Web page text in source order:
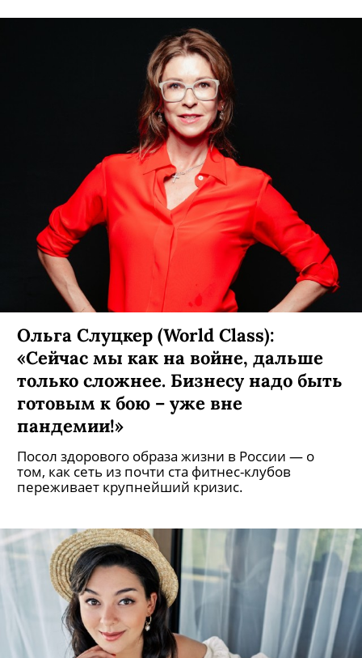
Ольга Слуцкер (World Class):
«Сейчас мы как на войне, дальше
только сложнее. Бизнесу надо быть
готовым к бою – уже вне
пандемии!»
Посол здорового образа жизни в России — о
том, как сеть из почти ста фитнес-клубов
переживает крупнейший кризис.